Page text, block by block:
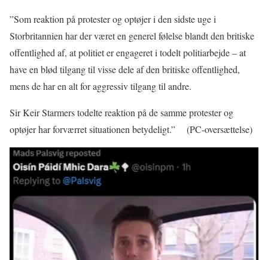
”Som reaktion på protester og optøjer i den sidste uge i
Storbritannien har der været en generel følelse blandt den britiske
offentlighed af, at politiet er engageret i todelt politiarbejde – at
have en blød tilgang til visse dele af den britiske offentlighed,
mens de har en alt for aggressiv tilgang til andre.
Sir Keir Starmers todelte reaktion på de samme protester og
optøjer har forværret situationen betydeligt.” (PC-oversættelse)